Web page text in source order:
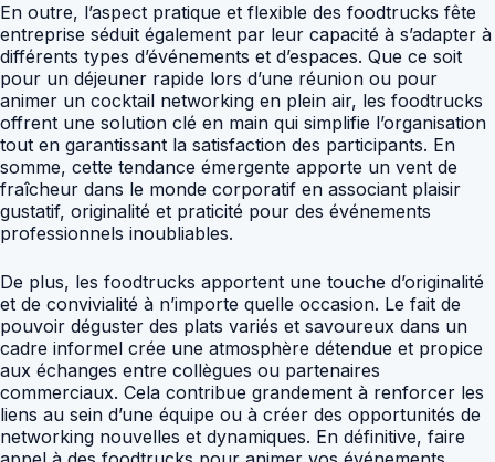
En outre, l’aspect pratique et flexible des foodtrucks fête
entreprise séduit également par leur capacité à s’adapter à
différents types d’événements et d’espaces. Que ce soit
pour un déjeuner rapide lors d’une réunion ou pour
animer un cocktail networking en plein air, les foodtrucks
offrent une solution clé en main qui simplifie l’organisation
tout en garantissant la satisfaction des participants. En
somme, cette tendance émergente apporte un vent de
fraîcheur dans le monde corporatif en associant plaisir
gustatif, originalité et praticité pour des événements
professionnels inoubliables.
De plus, les foodtrucks apportent une touche d’originalité
et de convivialité à n’importe quelle occasion. Le fait de
pouvoir déguster des plats variés et savoureux dans un
cadre informel crée une atmosphère détendue et propice
aux échanges entre collègues ou partenaires
commerciaux. Cela contribue grandement à renforcer les
liens au sein d’une équipe ou à créer des opportunités de
networking nouvelles et dynamiques. En définitive, faire